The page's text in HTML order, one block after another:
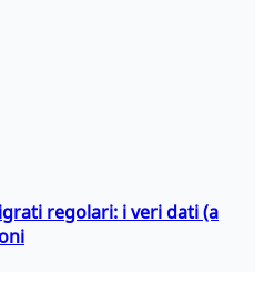
regolari: i veri dati (a